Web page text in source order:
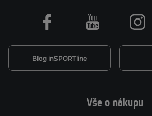
Vše o nákupu
Blog inSPORTline
Facebook Youtube